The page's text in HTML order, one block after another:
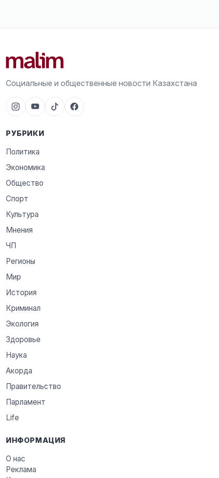
Социальные и общественные новости Казахстана
РУБРИКИ
Политика
Экономика
Общество
Спорт
Культура
Мнения
ЧП
Регионы
Мир
История
Криминал
Экология
Здоровье
Наука
Акорда
Правительство
Парламент
Life
ИНФОРМАЦИЯ
О нас
Реклама